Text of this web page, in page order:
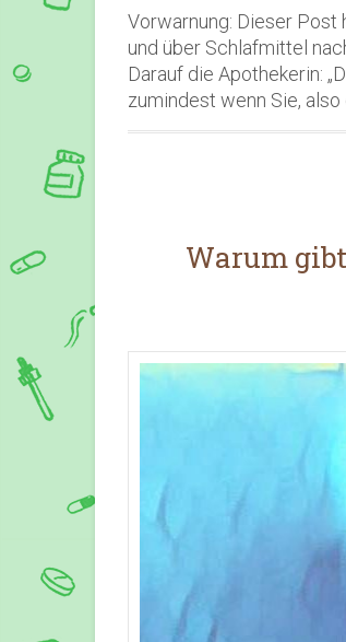
Vorwarnung: Dieser Post
und über Schlafmittel
Darauf die Apothekerin:
zumindest wenn Sie, also
Warum